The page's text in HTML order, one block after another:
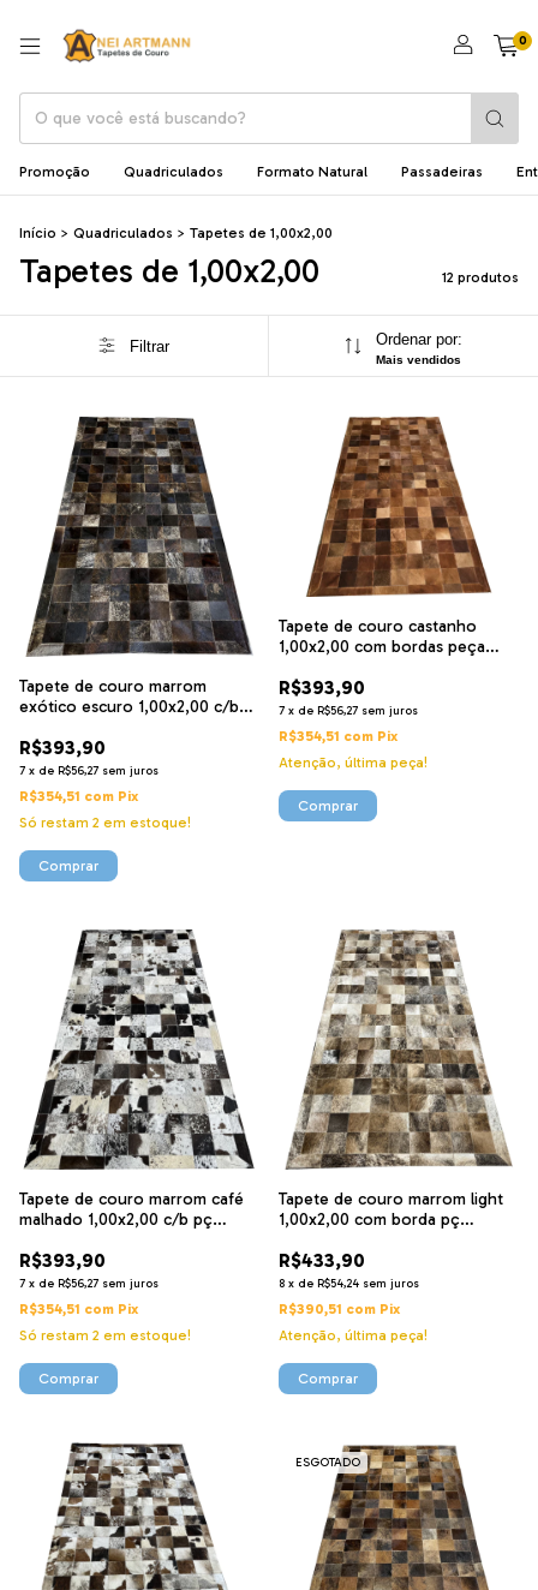
0
Promoção Quadriculados Formato Natural Passadeiras
Início > Quadriculados > Tapetes de 1,00x2,00
Tapetes de 1,00x2,00 12 produtos
Filtrar Ordenar por:
Mais vendidos
Tapete de couro marrom
exótico escuro 1,00x2,00 c/b
R$393,90
7 x de R$56,27 sem juros
R$354,51 com Pix
Só restam 2 em estoque!
Tapete de couro castanho
1,00x2,00 com bordas peça
R$393,90
7 x de R$56,27 sem juros
R$354,51 com Pix
Atenção, última peça!
Tapete de couro marrom café
malhado 1,00x2,00 c/b pç
R$393,90
7 x de R$56,27 sem juros
R$354,51 com Pix
Só restam 2 em estoque!
Tapete de couro marrom light
1,00x2,00 com borda pç
R$433,90
8 x de R$54,24 sem juros
R$390,51 com Pix
Atenção, última peça!
ESGOTADO